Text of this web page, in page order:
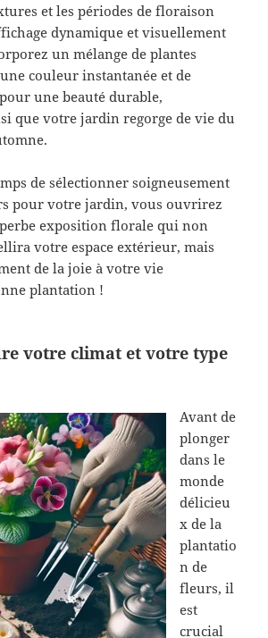
et les périodes de floraison
dynamique et visuellement
un mélange de plantes
couleur instantanée et de
une beauté durable,
que votre jardin regorge de vie du
de sélectionner soigneusement
pour votre jardin, vous ouvrirez
exposition florale qui non
votre espace extérieur, mais
de la joie à votre vie
plantation !
votre climat et votre type
Avant de
plonger
dans le
monde
délicieu
x de la
plantatio
n de
fleurs, il
est
crucial